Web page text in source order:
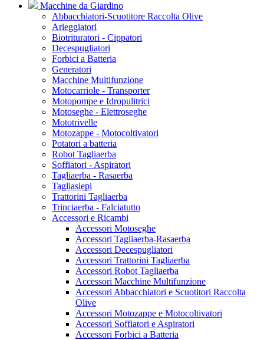
Macchine da Giardino
Abbacchiatori-Scuotitore Raccolta Olive
Arieggiatori
Biotrituratori - Cippatori
Decespugliatori
Forbici a Batteria
Generatori
Macchine Multifunzione
Motocarriole - Transporter
Motopompe e Idropulitrici
Motoseghe - Elettroseghe
Mototrivelle
Motozappe - Motocoltivatori
Potatori a batteria
Robot Tagliaerba
Soffiatori - Aspiratori
Tagliaerba - Rasaerba
Tagliasiepi
Trattorini Tagliaerba
Trinciaerba - Falciatutto
Accessori e Ricambi
Accessori Motoseghe
Accessori Tagliaerba-Rasaerba
Accessori Decespugliatori
Accessori Trattorini Tagliaerba
Accessori Robot Tagliaerba
Accessori Macchine Multifunzione
Accessori Abbacchiatori e Scuotitori Raccolta
Olive
Accessori Motozappe e Motocoltivatori
Accessori Soffiatori e Aspiratori
Accessori Forbici a Batteria